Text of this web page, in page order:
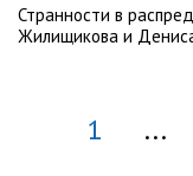
Странности в
Жилищикова и
1 ...